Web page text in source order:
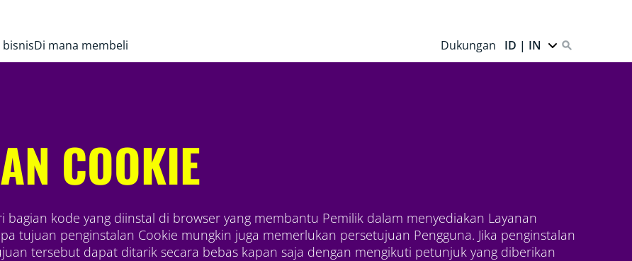
Di mana membeli Dukungan ID | IN
COOKIE
kode yang diinstal di browser yang membantu Pemilik dalam menyediakan Layanan
tujuan penginstalan Cookie mungkin juga memerlukan persetujuan Pengguna. Jika penginstalan
tersebut dapat ditarik secara bebas kapan saja dengan mengikuti petunjuk yang diberikan